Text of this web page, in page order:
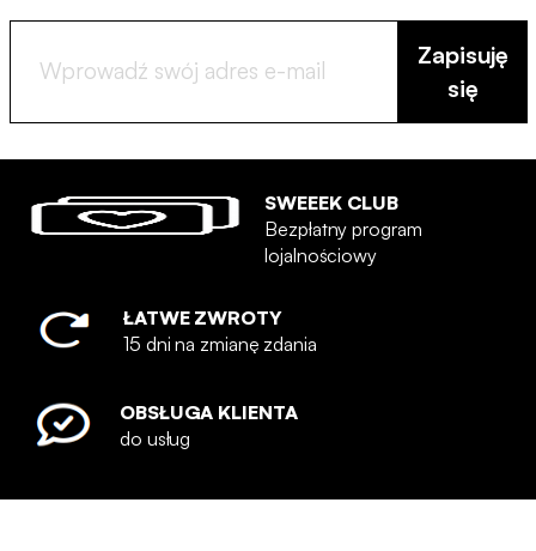
Zapisuję
się
SWEEEK CLUB
Bezpłatny program
lojalnościowy
ŁATWE ZWROTY
15 dni na zmianę zdania
OBSŁUGA KLIENTA
do usług